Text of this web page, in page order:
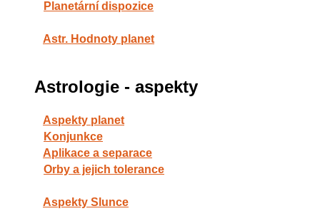
Planetární dispozice
Astr. Hodnoty planet
Astrologie - aspekty
Aspekty planet
Konjunkce
Aplikace a separace
Orby a jejich tolerance
Aspekty Slunce